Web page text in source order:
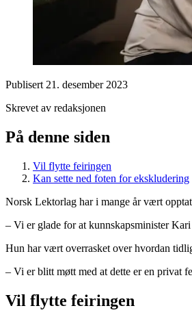
Publisert 21. desember 2023
Skrevet av redaksjonen
På denne siden
Vil flytte feiringen
Kan sette ned foten for ekskludering
Norsk Lektorlag har i mange år vært
– Vi er glade for at kunnskapsminister
Hun har vært overrasket over hvordan
– Vi er blitt møtt med at dette er en privat
Vil flytte feiringen